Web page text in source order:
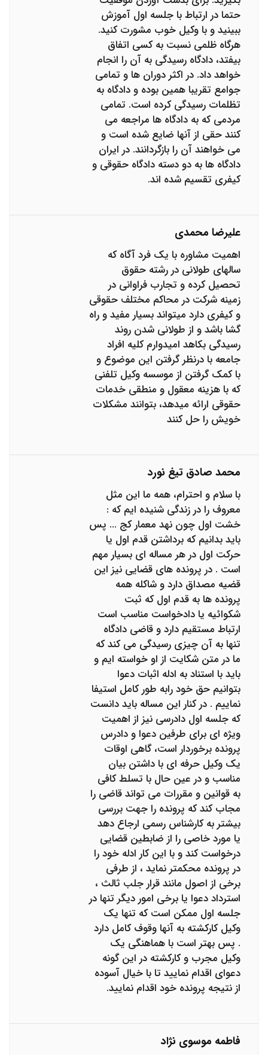
حتما در ارتباط با جلسه اول آموزش
ببینید و با وکیل خوب مشورت کنید.
هرگاه ظلمی نسبت به کسی اتفاق
بیفتد، دادگاه رسیدگی به آن را انجام
خواهد داد. در اکثر دوران ها و تمامی
جوامع تقریبا همین بوده و دادگاه به
تظلمات رسیدگی کرده است. تمامی
مردمی که به دادگاه ها مراجعه می
کنند حقی از آنها ضایع شده است و
می خواهند آن را بازگردانند. در ایران
دادگاه ها به دو دسته دادگاه حقوقی و
کیفری تقسیم شده اند.
علیرضا محمدی
اهمیت مشاوره با یک فرد آگاه که
سالهای طولانی در رشته حقوق
تحصیل کرده و تجارب فراوانی در
زمینه شرکت در محاکم مختلف حقوقی
و کیفری دارد میتواند بسیار مفید و راه
گشا باشد و از طولانی شدن روند
رسیدگی بکاهد امیدوارم کلیه افراد
جامعه با درنظر گرفتن این موضوع و
با کمک گرفتن از موسسه وکیل تلفنی
که با هزینه معقول و منطقی خدمات
حقوقی ارائه میدهد، بتوانند مشکلات
خویش را حل کنند
محمد صادق تیغ نورد
با سلام و احترام، همه ما این مثل
معروف را در زندگی شنیده ایم که :
خشت اول چون نهد معمار کج ... پس
باید بدانیم که برداشتن قدم اول یا
حرکت اول در هر مساله ای بسیار مهم
است . در پرونده های قضایی نیز این
قضیه مصداق دارد و شاکله همه
پرونده ها به قدم اول که ثبت
شکوائیه یا دادخواست مناسب است
ارتباط مستقیم دارد و قاضی دادگاه
تنها به آن چیزی رسیدگی می کند که
ما در متن شکایت از او خواسته ایم و
باید با استناد به ادله اثبات دعوا
بتوانیم حق خود رابه طور کامل استیفا
نماییم . در کنار این مساله باید دانست
که جلسه اول دادرسی نیز از اهمیت
ویژه ای برای طرفین دعوا و دادرس
پرونده برخوردار است، گاهی اوقات
یک وکیل حرفه ای با داشتن بیان
مناسب و در عین حال با تسلط کافی
به قوانین و مقررات می تواند قاضی را
مجاب کند که پرونده را جهت بررسی
بیشتر به کارشناس رسمی ارجاع دهد
یا مورد خاصی را از ضابطین قضایی
درخواست کند و با این کار ادله خود را
در پرونده محکمتر نماید ، از طرفی
برخی از اصول مانند قرار جلب ثالث ،
استرداد دعوا یا برخی امور دیگر تنها در
جلسه اول ممکن است که تنها یک
وکیل کارکشته به آنها وقوف کامل دارد
. پس بهتر است با هماهنگی یک
وکیل مجرب و کارکشته در این گونه
دعوای اقدام نمایید تا با خیال آسوده
از نتیجه پرونده خود اقدام نمایید.
فاطمه موسوی نژاد